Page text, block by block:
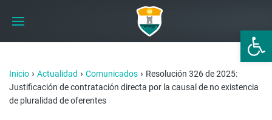
Abrir
Inicio › Actualidad › Comunicados › Resolución 326 de 2025:
Justificación de contratación directa por la causal de no existencia
de pluralidad de oferentes